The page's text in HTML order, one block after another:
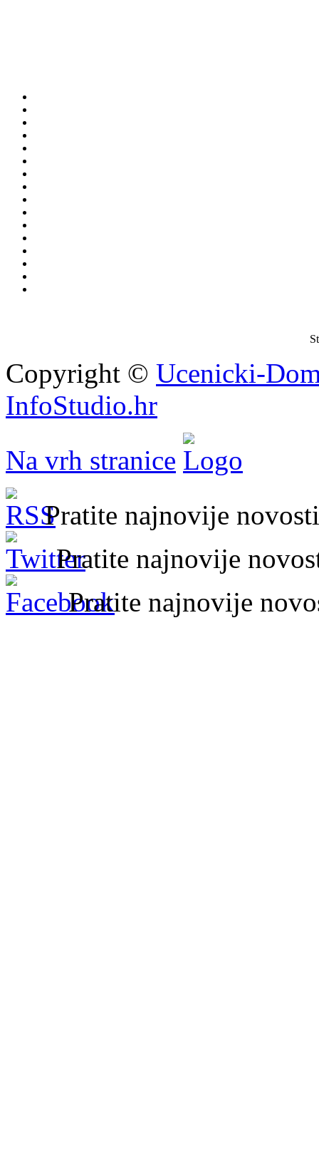
Copyright © Ucenicki-
InfoStudio.hr
Na vrh stranice
Pratite najnovije
Pratite najnovije
Pratite najnovije